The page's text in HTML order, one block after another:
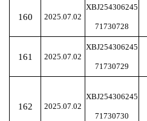
160 2025.07.02
XBJ254306245
71730728
161 2025.07.02
XBJ254306245
71730729
162 2025.07.02
XBJ254306245
71730730